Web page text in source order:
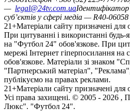
— legal@24tv.com.uaІдентифікатор
суб’єктів у сфері медіа — R40-06058
21+Матеріали сайту призначені для
При цитуванні і використанні будь-
на "Футбол 24" обов'язкове. При
мережі Інтернет гіперпосилання на
обов'язкове. Матеріали зі знаком
"Партнерський матеріал",
публікуємо на правах реклами.
21+Матеріали сайту призначені для
Усi права захищенi. © 2005 - 2026 ,
Люкс". "Футбол 24".